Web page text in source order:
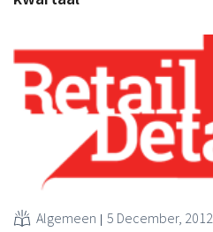
Algemeen 5 December, 2012